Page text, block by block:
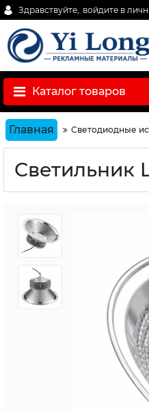
Здравствуйте, войдите в
Каталог товаров
Главная Светодиодные
Светильник